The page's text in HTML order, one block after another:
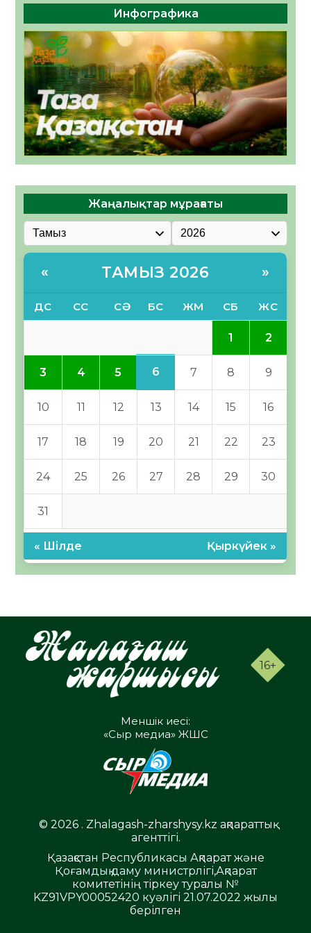
Инфографика
Жаңалықтар мұрағаты
« ТАМЫЗ 2026 »
ДС СС СӘ БС ЖМ СБ ЖС
1 2
3 4 5 6 7 8 9
10 11 12 13 14 15 16
17 18 19 20 21 22 23
24 25 26 27 28 29 30
31
« Шілде Қыркүйек »
16+
Меншік иесі:
«Сыр медиа» ЖШС
© 2026 . Zhalagash-zharshysy.kz ақпараттық
агенттігі.
Қазақстан Республикасы Ақпарат және
Қоғамдық даму министрлігі,Ақпарат
комитетінің тіркеу туралы №
KZ91VPY00052420 куәлігі 21.07.2022 жылы
берілген